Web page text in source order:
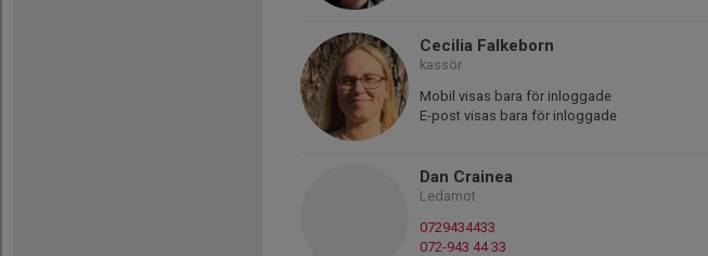
Cecilia Falkeborn
kassör
Mobil visas bara för inloggade
E-post visas bara för inloggade
Dan Crainea
Ledamot
0729434433
072-943 44 33